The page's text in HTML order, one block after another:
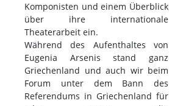
Komponisten und einem Überblick
über ihre internationale
Theaterarbeit ein.
Während des Aufenthaltes von
Eugenia Arsenis stand ganz
Griechenland und auch wir beim
Forum unter dem Bann des
Referendums in Griechenland für